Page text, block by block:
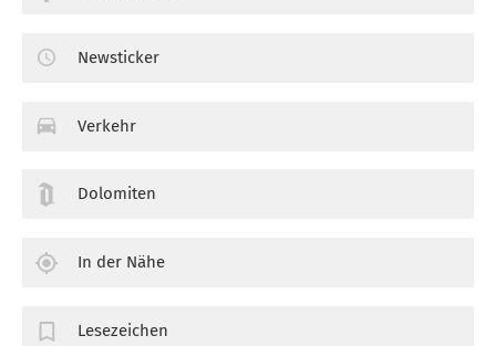
Newsticker
Verkehr
Dolomiten
In der Nähe
Lesezeichen